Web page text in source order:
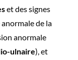
et des signes
de la
anormale
ulnaire), et